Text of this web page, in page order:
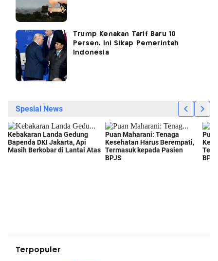
Trump Kenakan Tarif Baru 10
Persen, Ini Sikap Pemerintah
Indonesia
Terpopuler